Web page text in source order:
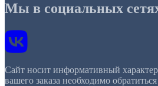
Мы в социальных
Сайт носит информативный
вашего заказа необходимо